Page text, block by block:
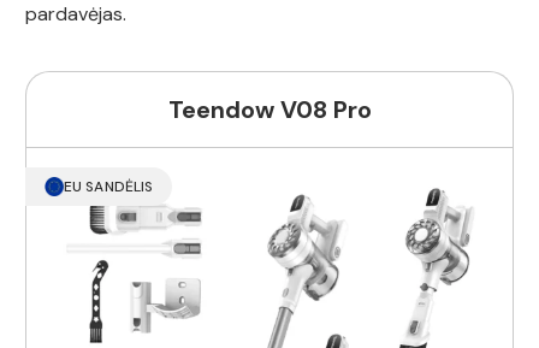
pardavėjas.
Teendow V08 Pro
EU SANDĖLIS